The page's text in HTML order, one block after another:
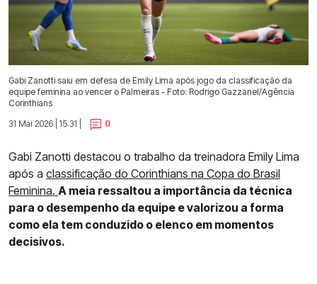
Gabi Zanotti saiu em defesa de Emily Lima após jogo da classificação da
equipe feminina ao vencer o Palmeiras - Foto: Rodrigo Gazzanel/Agência
Corinthians
31 Mai 2026 | 15:31 |
0
Gabi Zanotti destacou o trabalho da treinadora Emily Lima
após a classificação do Corinthians na Copa do Brasil
Feminina. A meia ressaltou a importância da técnica
para o desempenho da equipe e valorizou a forma
como ela tem conduzido o elenco em momentos
decisivos.